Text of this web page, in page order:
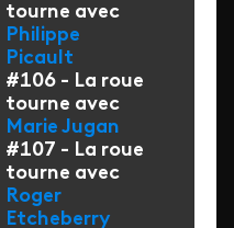
tourne avec
Philippe
Picault
#106 - La roue
tourne avec
Marie Jugan
#107 - La roue
tourne avec
Roger
Etcheberry